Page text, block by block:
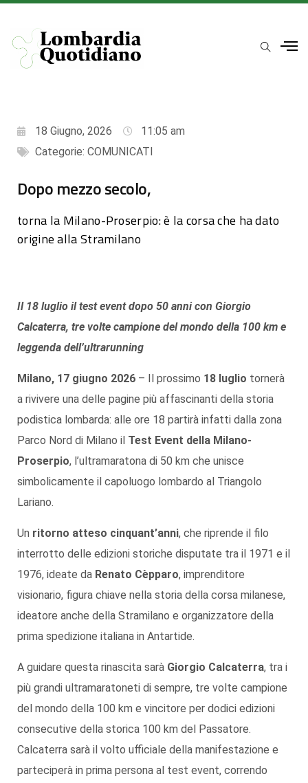
18 Giugno, 2026
11:05 am
Categorie: COMUNICATI
Dopo mezzo secolo,
torna la Milano-Proserpio: è la corsa che ha dato
origine alla Stramilano
Il 18 luglio il test event dopo 50 anni con Giorgio
Calcaterra, tre volte campione del mondo della 100 km e
leggenda dell’ultrarunning
Milano, 17 giugno 2026 – Il prossimo 18 luglio tornerà
a rivivere una delle pagine più affascinanti della storia
podistica lombarda: alle ore 18 partirà infatti dalla zona
Parco Nord di Milano il Test Event della Milano-
Proserpio, l’ultramaratona di 50 km che unisce
simbolicamente il capoluogo lombardo al Triangolo
Lariano.
Un ritorno atteso cinquant’anni, che riprende il filo
interrotto delle edizioni storiche disputate tra il 1971 e il
1976, ideate da Renato Cèpparo, imprenditore
visionario, figura chiave nella storia della corsa milanese,
ideatore anche della Stramilano e organizzatore della
prima spedizione italiana in Antartide.
A guidare questa rinascita sarà Giorgio Calcaterra, tra i
più grandi ultramaratoneti di sempre, tre volte campione
del mondo della 100 km e vincitore per dodici edizioni
consecutive della storica 100 km del Passatore.
Calcaterra sarà il volto ufficiale della manifestazione e
parteciperà in prima persona al test event, correndo